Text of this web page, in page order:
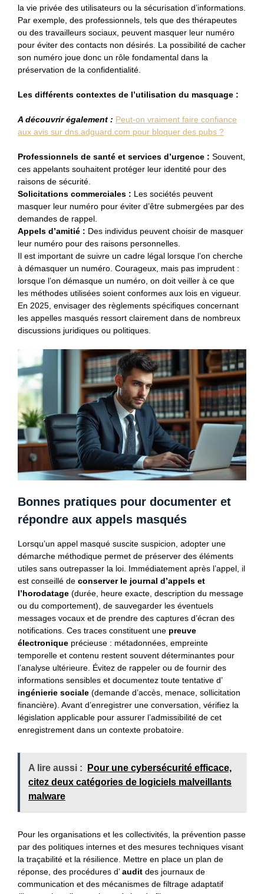
la vie privée des utilisateurs ou la sécurisation d’informations.
Par exemple, des professionnels, tels que des thérapeutes
ou des travailleurs sociaux, peuvent masquer leur numéro
pour éviter des contacts non désirés. La possibilité de cacher
son numéro joue donc un rôle fondamental dans la
préservation de la confidentialité.
Les différents contextes de l’utilisation du masquage :
A découvrir également : Peut-on vraiment faire confiance
aux avis sur dns.adguard.com pour bloquer des pubs ?
Professionnels de santé et services d’urgence : Souvent,
ces appelants souhaitent protéger leur identité pour des
raisons de sécurité.
Solicitations commerciales : Les sociétés peuvent
masquer leur numéro pour éviter d’être submergées par des
demandes de rappel.
Appels d’amitié : Des individus peuvent choisir de masquer
leur numéro pour des raisons personnelles.
Il est important de suivre un cadre légal lorsque l’on cherche
à démasquer un numéro. Courageux, mais pas imprudent :
lorsque l’on démasque un numéro, on doit veiller à ce que
les méthodes utilisées soient conformes aux lois en vigueur.
En 2025, envisager des règlements spécifiques concernant
les appelles masqués ressort clairement dans de nombreux
discussions juridiques ou politiques.
Bonnes pratiques pour documenter et
répondre aux appels masqués
Lorsqu’un appel masqué suscite suspicion, adopter une
démarche méthodique permet de préserver des éléments
utiles sans outrepasser la loi. Immédiatement après l’appel, il
est conseillé de conserver le journal d’appels et
l’horodatage (durée, heure exacte, description du message
ou du comportement), de sauvegarder les éventuels
messages vocaux et de prendre des captures d’écran des
notifications. Ces traces constituent une preuve
électronique précieuse : métadonnées, empreinte
temporelle et contenu restent souvent déterminantes pour
l’analyse ultérieure. Évitez de rappeler ou de fournir des
informations sensibles et documentez toute tentative d’
ingénierie sociale (demande d’accès, menace, sollicitation
financière). Avant d’enregistrer une conversation, vérifiez la
législation applicable pour assurer l’admissibilité de cet
enregistrement dans un contexte probatoire.
A lire aussi :
Pour une cybersécurité efficace,
citez deux catégories de logiciels malveillants
malware
Pour les organisations et les collectivités, la prévention passe
par des politiques internes et des mesures techniques visant
la traçabilité et la résilience. Mettre en place un plan de
réponse, des procédures d’audit des journaux de
communication et des mécanismes de filtrage adaptatif